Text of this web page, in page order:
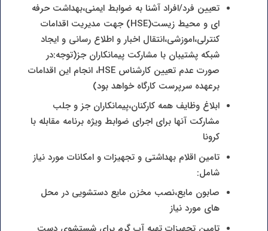
تعیین فرد/افراد آشنا به ضوابط ایمنی،بهداشت حرفه
ای و محیط زیست(HSE) جهت مدیریت اقدامات
کنترلی،اموزشی،انتقال اخبار و اطلاع رسانی و ایجاد
شبکه پشتیبان با مشارکت پیمانکاران جز(توجه:در
صورت عدم تعیین کارشناس HSE، انجام این اقدامات
برعهده سرپرست کارگاه خواهد بود)
ابلاغ وظایف همه کارکنان،پیمانکاران جز و جلب
مشارکت آنها برای اجرای ضوابط ویژه برنامه مقابله با
کرونا
تامین اقلام بهداشتی و تجهیزات و امکانات مورد نیاز
شامل:
صابون مایع،نصب مخزن مایع دستشویی در محل
های مورد نیاز